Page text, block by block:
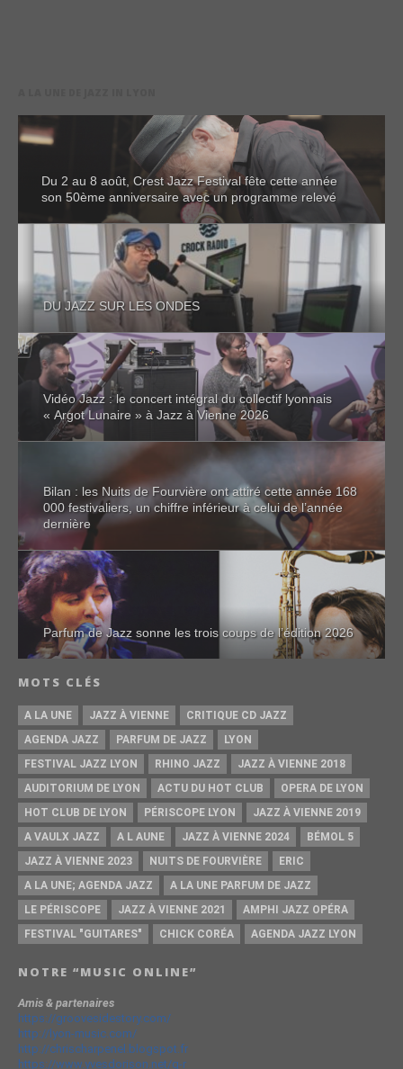
Du 2 au 8 août, Crest Jazz Festival fête cette année
son 50ème anniversaire avec un programme relevé
DU JAZZ SUR LES ONDES
Vidéo Jazz : le concert intégral du collectif lyonnais
« Argot Lunaire » à Jazz à Vienne 2026
Bilan : les Nuits de Fourvière ont attiré cette année 168
000 festivaliers, un chiffre inférieur à celui de l’année
dernière
Parfum de Jazz sonne les trois coups de l’édition 2026
MOTS CLÉS
A LA UNE JAZZ À VIENNE
CRITIQUE CD JAZZ
AGENDA JAZZ
PARFUM DE JAZZ
LYON
FESTIVAL JAZZ LYON
RHINO JAZZ
JAZZ À VIENNE 2018
AUDITORIUM DE LYON
ACTU DU HOT CLUB
OPERA DE LYON
HOT CLUB DE LYON
PÉRISCOPE LYON
JAZZ À VIENNE 2019
A VAULX JAZZ
A L AUNE JAZZ À VIENNE 2024
BÉMOL 5
JAZZ À VIENNE 2023
NUITS DE FOURVIÈRE
ERIC
A LA UNE; AGENDA JAZZ
A LA UNE PARFUM DE JAZZ
LE PÉRISCOPE
JAZZ À VIENNE 2021
AMPHI JAZZ OPÉRA
FESTIVAL "GUITARES"
CHICK CORÉA AGENDA JAZZ LYON
NOTRE “MUSIC ONLINE”
Amis & partenaires
https://groovesidestory.com/
http://lyon-music.com/
http://chrischarpenel.blogspot.fr
https://www.yvesdorison.net/q-r